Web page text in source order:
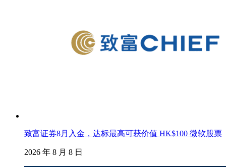
致富证券8月入金，达标最高可获价值 HK$100 微软股票
2026 年 8 月 8 日